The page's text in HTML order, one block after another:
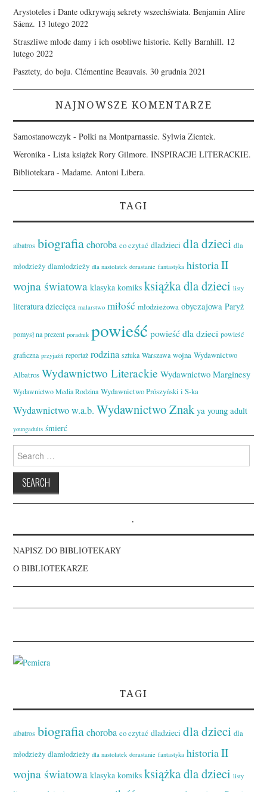
Arystoteles i Dante odkrywają sekrety wszechświata. Benjamin Alire
Sáenz. 13 lutego 2022
Straszliwe młode damy i ich osobliwe historie. Kelly Barnhill. 12
lutego 2022
Pasztety, do boju. Clémentine Beauvais. 30 grudnia 2021
NAJNOWSZE KOMENTARZE
Samostanowczyk -Polki na Montparnassie. Sylwia Zientek.
Weronika -Lista książek Rory Gilmore. INSPIRACJE LITERACKIE.
Bibliotekara -Madame. Antoni Libera.
TAGI
albatros biografia choroba co czytać dladzieci dla dzieci dla
młodzieży dlamłodzieży dla nastolatek dorastanie fantastyka historiaII
wojna światowa klasyka komiks książka dla dzieci listy
literatura dziecięca malarstwo miłość młodzieżowa obyczajowa Paryż
pomysł na prezent poradnik powieść powieść dla dzieci powieść
graficzna przyjaźń reportaż rodzina sztuka Warszawa wojna Wydawnictwo
Albatros Wydawnictwo Literackie Wydawnictwo Marginesy
Wydawnictwo Media Rodzina Wydawnictwo Prószyński i S-ka
Wydawnictwo w.a.b. Wydawnictwo Znak ya young adult
youngadults śmierć
Search
for:
.
NAPISZ DO BIBLIOTEKARY
O BIBLIOTEKARZE
TAGI
albatros biografia choroba co czytać dladzieci dla dzieci dla
młodzieży dlamłodzieży dla nastolatek dorastanie fantastyka historiaII
wojna światowa klasyka komiks książka dla dzieci listy